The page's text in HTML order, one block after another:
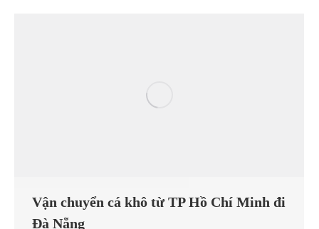
Vận chuyển cá khô từ TP Hồ Chí Minh đi
Đà Nẵng